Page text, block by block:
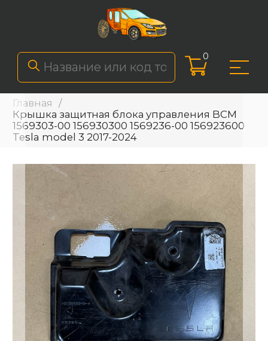
0
Главная
Крышка защитная блока управления BCM
1569303-00 156930300 1569236-00 156923600
Tesla model 3 2017-2024